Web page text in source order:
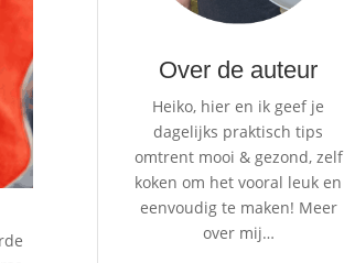
Over de auteur
Heiko, hier en ik geef je
dagelijks praktisch tips
omtrent mooi & gezond, zelf
koken om het vooral leuk en
eenvoudig te maken! Meer
over mij…